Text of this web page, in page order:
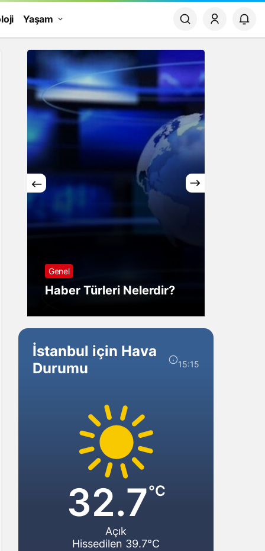
Yaşam
Genel
Haber Türleri Nelerdir?
İstanbul için Hava
Durumu
15:15
32.7°C
Açık
Hissedilen 39.7°C